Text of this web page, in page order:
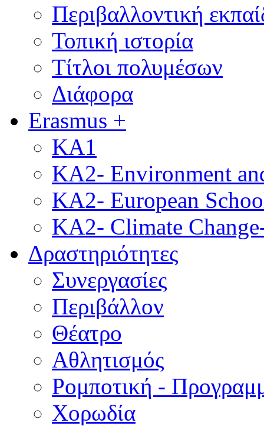
Περιβαλλοντική
Τοπική ιστορία
Τίτλοι πολυμέσων
Διάφορα
Erasmus +
KA1
KA2- Environment
KA2- European
KA2- Climate
Δραστηριότητες
Συνεργασίες
Περιβάλλον
Θέατρο
Αθλητισμός
Ρομποτική -
Χορωδία